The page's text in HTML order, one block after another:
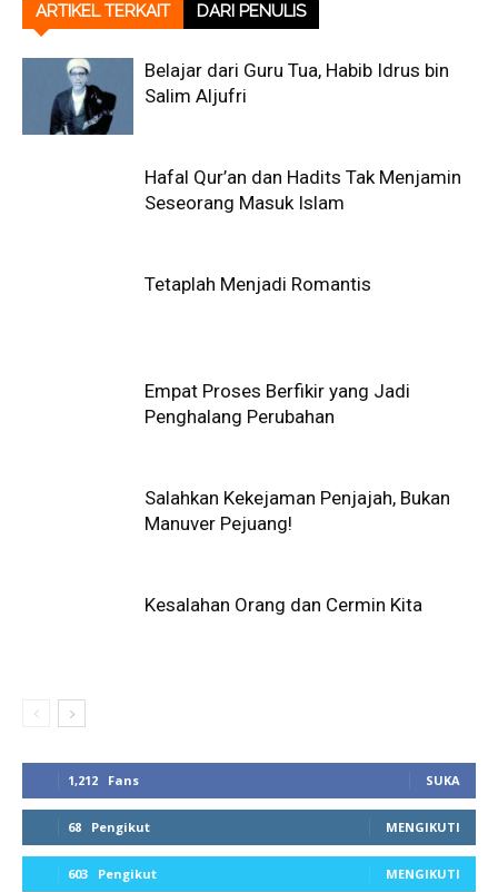
ARTIKEL TERKAIT DARI PENULIS
Belajar dari Guru Tua, Habib Idrus bin
Salim Aljufri
Hafal Qur’an dan Hadits Tak Menjamin
Seseorang Masuk Islam
Tetaplah Menjadi Romantis
Empat Proses Berfikir yang Jadi
Penghalang Perubahan
Salahkan Kekejaman Penjajah, Bukan
Manuver Pejuang!
Kesalahan Orang dan Cermin Kita
1,212 Fans SUKA
68 Pengikut MENGIKUTI
603 Pengikut MENGIKUTI